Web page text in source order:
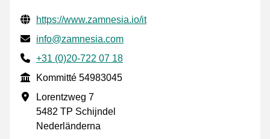
Verifierade kontaktuppgifter
Website URL
https://www.zamnesia.io/it
E-post
info@zamnesia.com
Phone number
+31 (0)20-722 07 18
Kommitté
Kommitté 54983045
Företagsadress
Lorentzweg 7
5482 TP Schijndel
Nederländerna